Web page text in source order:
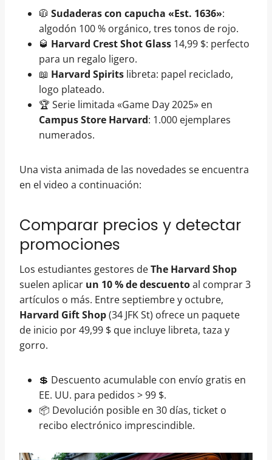
🧥 Sudaderas con capucha «Est. 1636»:
algodón 100 % orgánico, tres tonos de rojo.
🥃 Harvard Crest Shot Glass 14,99 $: perfecto
para un regalo ligero.
📖 Harvard Spirits libreta: papel reciclado,
logo plateado.
🏆 Serie limitada «Game Day 2025» en
Campus Store Harvard: 1.000 ejemplares
numerados.
Una vista animada de las novedades se encuentra
en el video a continuación:
Comparar precios y detectar
promociones
Los estudiantes gestores deThe Harvard Shop
suelen aplicar un 10 % de descuentoal comprar 3
artículos o más. Entre septiembre y octubre,
Harvard Gift Shop(34 JFK St) ofrece un paquete
de inicio por 49,99 $ que incluye libreta, taza y
gorro.
💲 Descuento acumulable con envío gratis en
EE. UU. para pedidos > 99 $.
📦 Devolución posible en 30 días, ticket o
recibo electrónico imprescindible.